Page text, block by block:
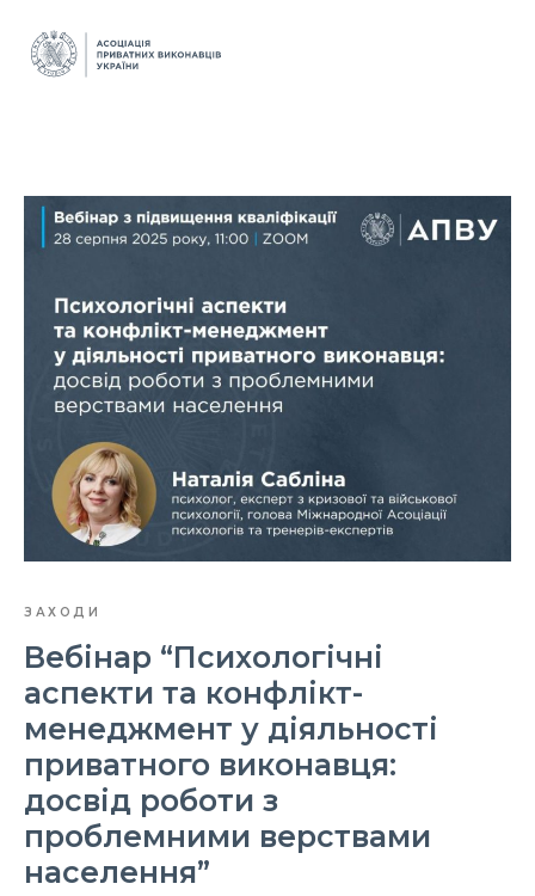
ЗАХОДИ
Вебінар “Психологічні
аспекти та конфлікт-
менеджмент у діяльності
приватного виконавця:
досвід роботи з
проблемними верствами
населення”